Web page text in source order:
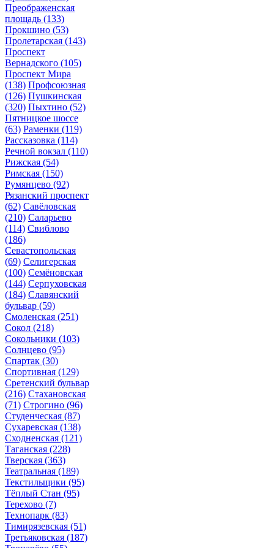
Преображенская
площадь (133)
Прокшино (53)
Пролетарская (143)
Проспект
Вернадского (105)
Проспект Мира
(138) Профсоюзная
(126) Пушкинская
(320) Пыхтино (52)
Пятницкое шоссе
(63) Раменки (119)
Рассказовка (114)
Речной вокзал (110)
Рижская (54)
Римская (150)
Румянцево (92)
Рязанский проспект
(62) Савёловская
(210) Саларьево
(114) Свиблово
(186)
Севастопольская
(69) Селигерская
(100) Семёновская
(144) Серпуховская
(184) Славянский
бульвар (59)
Смоленская (251)
Сокол (218)
Сокольники (103)
Солнцево (95)
Спартак (30)
Спортивная (129)
Сретенский бульвар
(216) Стахановская
(71) Строгино (96)
Студенческая (87)
Сухаревская (138)
Сходненская (121)
Таганская (228)
Тверская (363)
Театральная (189)
Текстильщики (95)
Тёплый Стан (95)
Терехово (7)
Технопарк (83)
Тимирязевская (51)
Третьяковская (187)